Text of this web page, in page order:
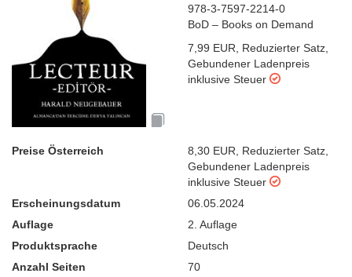
978-3-7597-2214-0
BoD – Books on Demand
7,99 EUR
Reduzierter Satz
Gebundener Ladenpreis
inklusive Steuer
Preise Österreich 8,30 EUR Reduzierter Satz
Gebundener Ladenpreis
inklusive Steuer
Erscheinungsdatum
06.05.2024
Auflage
2. Auflage
Produktsprache
Deutsch
Anzahl Seiten
70